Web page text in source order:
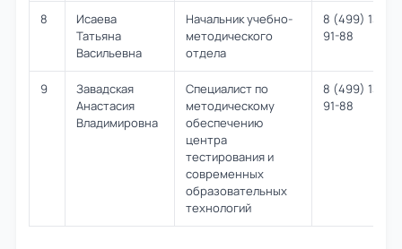
8
Исаева
Татьяна
Васильевна
Начальник учебно-
методического
отдела
8 (499) 131-
91-88
9
Завадская
Анастасия
Владимировна
Специалист по
методическому
обеспечению
центра
тестирования и
современных
образовательных
технологий
8 (499) 131-
91-88